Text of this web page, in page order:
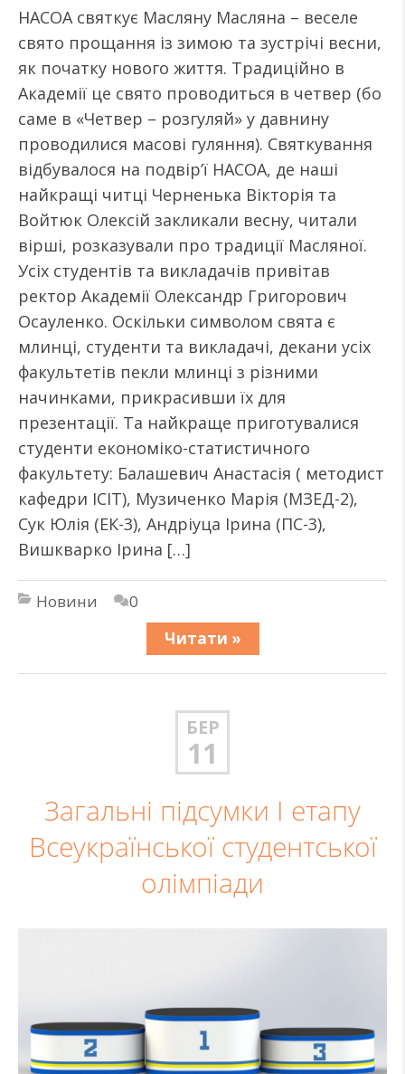
НАСОА святкує Масляну Масляна – веселе
свято прощання із зимою та зустрічі весни,
як початку нового життя. Традиційно в
Академії це свято проводиться в четвер (бо
саме в «Четвер – розгуляй» у давнину
проводилися масові гуляння). Святкування
відбувалося на подвір’ї НАСОА, де наші
найкращі читці Черненька Вікторія та
Войтюк Олексій закликали весну, читали
вірші, розказували про традиції Масляної.
Усіх студентів та викладачів привітав
ректор Академії Олександр Григорович
Осауленко. Оскільки символом свята є
млинці, студенти та викладачі, декани усіх
факультетів пекли млинці з різними
начинками, прикрасивши їх для
презентації. Та найкраще приготувалися
студенти економіко-статистичного
факультету: Балашевич Анастасія ( методист
кафедри ІСІТ), Музиченко Марія (МЗЕД-2),
Сук Юлія (ЕК-3), Андріуца Ірина (ПС-3),
Вишкварко Ірина […]
Новини
0
Читати »
БЕР
11
Загальні підсумки І етапу
Всеукраїнської студентської
олімпіади